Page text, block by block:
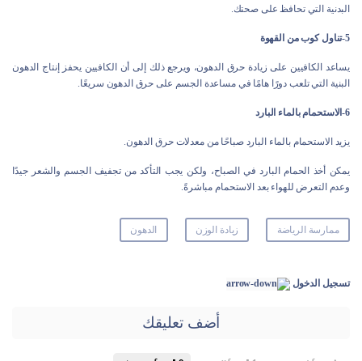
البدنية التي تحافظ على صحتك.
5-تناول كوب من القهوة
يساعد الكافيين على زيادة حرق الدهون، ويرجع ذلك إلى أن الكافيين يحفز إنتاج الدهون
البنية التي تلعب دورًا هامًا في مساعدة الجسم على حرق الدهون سريعًا.
6-الاستحمام بالماء البارد
يزيد الاستحمام بالماء البارد صباحًا من معدلات حرق الدهون.
يمكن أخذ الحمام البارد في الصباح، ولكن يجب التأكد من تجفيف الجسم والشعر جيدًا
وعدم التعرض للهواء بعد الاستحمام مباشرةً.
ممارسة الرياضة زيادة الوزن الدهون
تسجيل الدخول
أضف تعليقك